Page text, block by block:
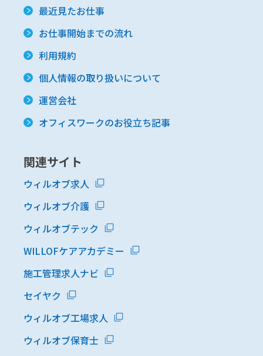
最近見たお仕事
お仕事開始までの流れ
利用規約
個人情報の取り扱いについて
運営会社
オフィスワークのお役立ち記事
関連サイト
ウィルオブ求人
ウィルオブ介護
ウィルオブテック
WILLOFケアアカデミー
施工管理求人ナビ
セイヤク
ウィルオブ工場求人
ウィルオブ保育士